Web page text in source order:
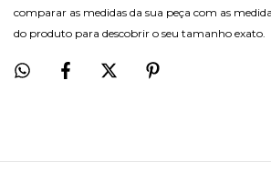
comparar as medidas da sua peça com as
do produto para descobrir o seu tamanho exato.